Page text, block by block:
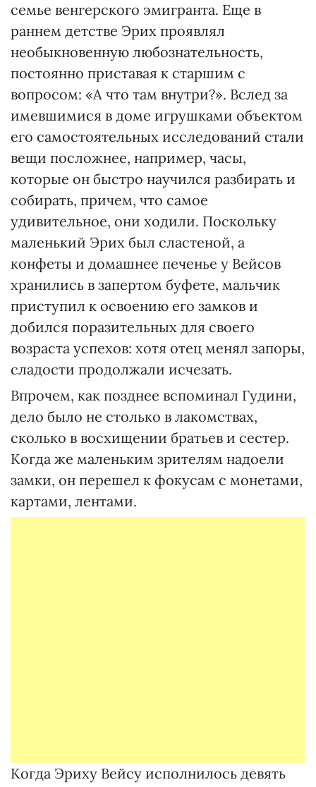
семье венгерского эмигранта. Еще в
раннем детстве Эрих проявлял
необыкновенную любознательность,
постоянно приставая к старшим с
вопросом: «А что там внутри?». Вслед за
имевшимися в доме игрушками объектом
его самостоятельных исследований стали
вещи посложнее, например, часы,
которые он быстро научился разбирать и
собирать, причем, что самое
удивительное, они ходили. Поскольку
маленький Эрих был сластеной, а
конфеты и домашнее печенье у Вейсов
хранились в запертом буфете, мальчик
приступил к освоению его замков и
добился поразительных для своего
возраста успехов: хотя отец менял запоры,
сладости продолжали исчезать.
Впрочем, как позднее вспоминал Гудини,
дело было не столько в лакомствах,
сколько в восхищении братьев и сестер.
Когда же маленьким зрителям надоели
замки, он перешел к фокусам с монетами,
картами, лентами.
Когда Эриху Вейсу исполнилось девять